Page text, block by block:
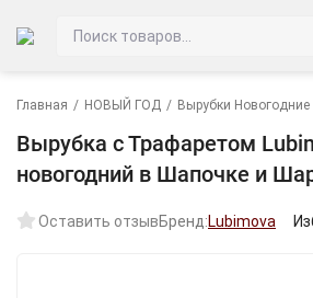
Главная / НОВЫЙ ГОД / Вырубки Новогодние
Вырубка с Трафаретом
новогодний в Шапочке и
Оставить отзывБренд:Lubimova